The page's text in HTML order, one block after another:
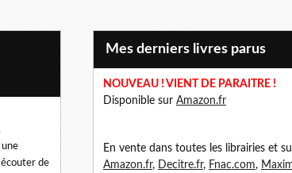
de
Mes derniers livres parus
NOUVEAU ! VIENT DE PARAITRE !
Disponible sur Amazon.fr
En vente dans toutes les librairies et
Amazon.fr, Decitre.fr, Fnac.com,